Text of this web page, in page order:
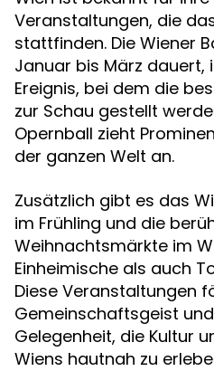
Veranstaltungen, die
stattfinden. Die Wiener
Januar bis März dauert,
Ereignis, bei dem die
zur Schau gestellt
Opernball zieht
der ganzen Welt an.
Zusätzlich gibt es das
im Frühling und die
Weihnachtsmärkte im
Einheimische als auch
Diese Veranstaltungen
Gemeinschaftsgeist
Gelegenheit, die Kultur
Wiens hautnah zu